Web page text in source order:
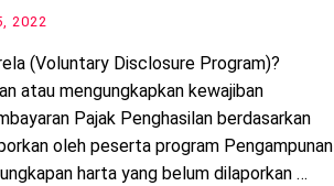
2022
(Voluntary Disclosure Program)?
atau mengungkapkan kewajiban
Pajak Penghasilan berdasarkan
oleh peserta program Pengampunan
harta yang belum dilaporkan …